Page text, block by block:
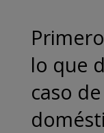
lo que
caso